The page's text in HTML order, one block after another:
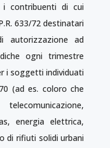
contribuenti di cui
633/72 destinatari
autorizzazione ad
ogni trimestre
i soggetti individuati
(ad es. coloro che
energia elettrica,
di rifiuti solidi urbani